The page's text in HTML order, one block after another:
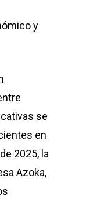
y
se
en
2025, la
Azoka,